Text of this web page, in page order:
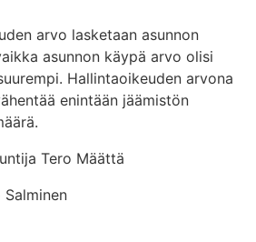
arvo lasketaan asunnon
asunnon käypä arvo olisi
Hallintaoikeuden arvona
enintään jäämistön
Tero Määttä